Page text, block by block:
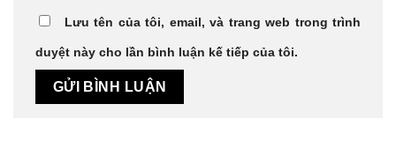
Lưu tên của tôi, email, và trang web trong trình
duyệt này cho lần bình luận kế tiếp của tôi.